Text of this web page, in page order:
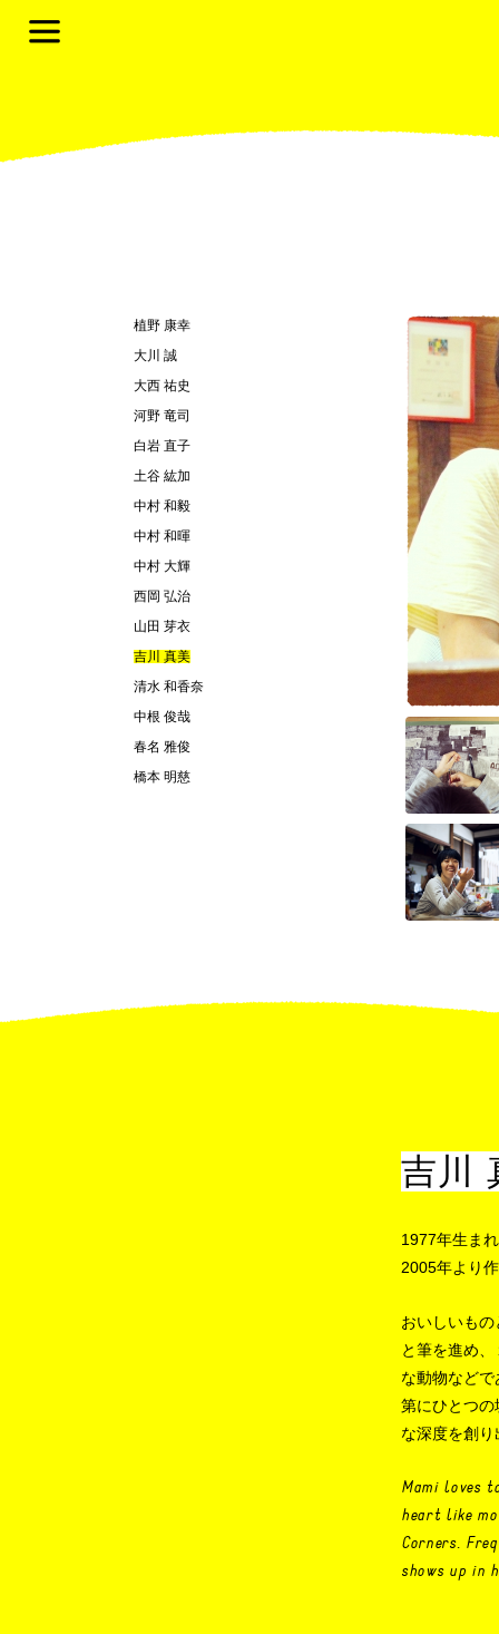
植野 康幸
大川 誠
大西 祐史
河野 竜司
白岩 直子
土谷 紘加
中村 和毅
中村 和暉
中村 大輝
西岡 弘治
山田 芽衣
吉川 真美
清水 和香奈
中根 俊哉
春名 雅俊
橋本 明慈
吉川
1977年生ま
2005年より
おいしいも
と筆を進め
な動物など
第にひとつ
な深度を創り
Mami loves
heart like
Corners.
shows up in